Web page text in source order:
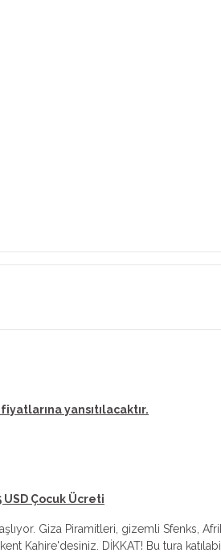
yansıtılacaktır.
USD Çocuk Ücreti
Giza Piramitleri, gizemli Sfenks,
Kahire'desiniz. DİKKAT! Bu tura